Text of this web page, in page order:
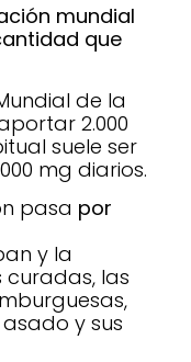
mundial
que
de la
2.000
suele ser
mg diarios.
pasa por
y la
las
y sus